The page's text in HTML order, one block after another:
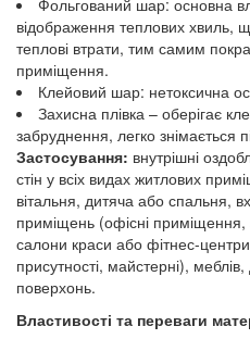
відображення теплових хвиль,
теплові втрати, тим самим
приміщення.
Клейовий шар: нетоксична
Захисна плівка – оберігає
забруднення, легко знімається
Застосування: внутрішні
стін у всіх видах житлових
вітальня, дитяча або спальня,
приміщень (офісні
салони краси або фітнес-
присутності, майстерні),
поверхонь.
Властивості та переваги